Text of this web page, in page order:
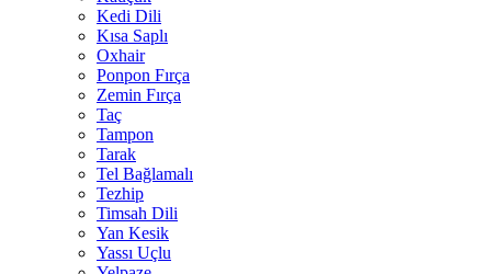
Kedi Dili
Kısa Saplı
Oxhair
Ponpon Fırça
Zemin Fırça
Taç
Tampon
Tarak
Tel Bağlamalı
Tezhip
Timsah Dili
Yan Kesik
Yassı Uçlu